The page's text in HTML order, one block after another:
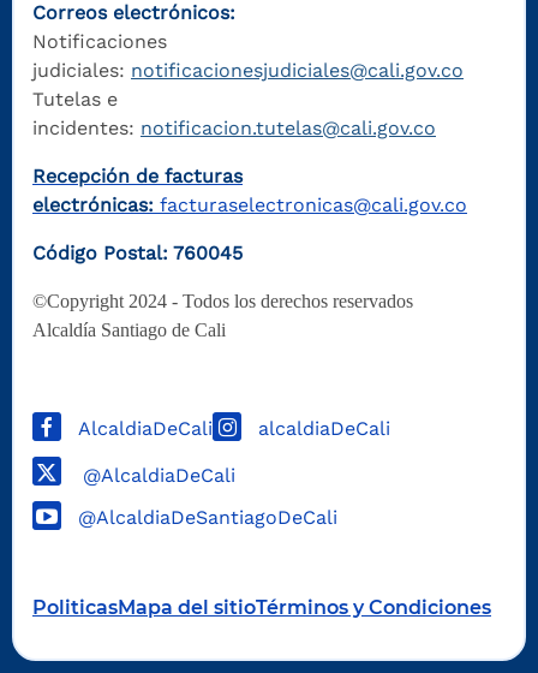
Correos electrónicos:
Notificaciones
judiciales: notificacionesjudiciales@cali.gov.co
Tutelas e
incidentes: notificacion.tutelas@cali.gov.co
Recepción de facturas
electrónicas: facturaselectronicas@cali.gov.co
Código Postal: 760045
©Copyright 2024 - Todos los derechos reservados
Alcaldía Santiago de Cali
AlcaldiaDeCali alcaldiaDeCali
@AlcaldiaDeCali
@AlcaldiaDeSantiagoDeCali
PoliticasMapa del sitioTérminos y Condiciones